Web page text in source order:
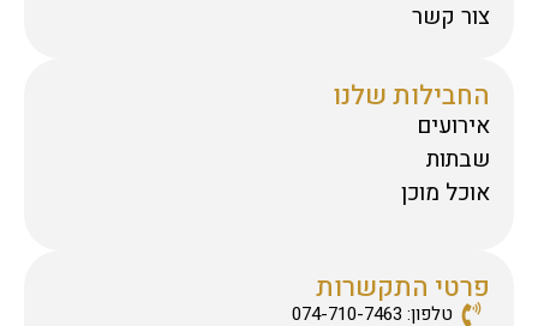
צור קשר
החבילות שלנו
אירועים
שבתות
אוכל מוכן
פרטי התקשרות
טלפון: 074-710-7463